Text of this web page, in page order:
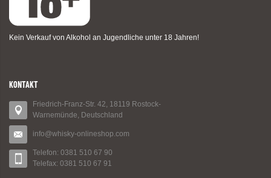
Kein Verkauf von Alkohol an Jugendliche unter 18 Jahren!
KONTAKT
Friedrich-Franz-Str. 42, 18119 Rostock-
Warnemünde, Deutschland
info@whisky-onlineshop.com
Telefon: 0381 510 67 90
Telefax: 0381 510 67 91